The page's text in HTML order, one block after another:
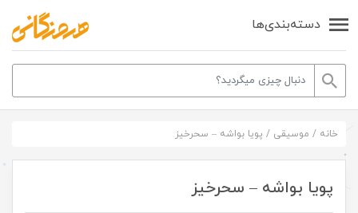
دسته‌بندی‌ها
خانه / موسیقی / پویا بواشه – سحرخیز
پویا بواشه – سحرخیز